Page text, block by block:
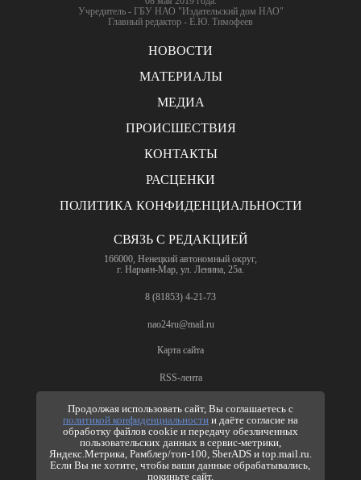
Продолжая использовать сайт, Вы соглашаетесь с
политикой конфиденциальностии даёте согласие на
обработку файлов cookie и передачу обезличенных
пользовательских данных в сервис-метрики,
Яндекс.Метрика, Рамблер/топ-100, SberADS и top.mail.ru.
Если Вы не хотите, чтобы ваши данные обрабатывались,
покиньте сайт.
Учредитель - ГБУ НАО "Издательский дом НАО"
Главный редактор - Е.Ю. Тимофеев
НОВОСТИ
МАТЕРИАЛЫ
МЕДИА
ПРОИСШЕСТВИЯ
КОНТАКТЫ
РАСЦЕНКИ
ПОЛИТИКА КОНФИДЕНЦИАЛЬНОСТИ
СВЯЗЬ С РЕДАКЦИЕЙ
166000, Ненецкий автономный округ,
г. Нарьян-Мар, ул. Ленина, 25а.
8 (81853) 4-21-73
nao24ru@mail.ru
Карта сайта
RSS-лента
ПО ВОПРОСАМ РЕКЛАМЫ
8 (81853) 4-63-61
nao24ru@mail.ru
info@nao24.ru